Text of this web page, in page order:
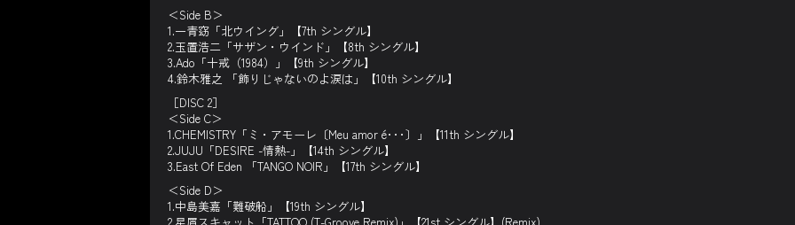
＜Side B＞
1.一青窈「北ウイング」【7th シングル】
2.玉置浩二「サザン・ウインド」【8th シングル】
3.Ado「十戒（1984）」【9th シングル】
4.鈴木雅之 「飾りじゃないのよ涙は」【10th シングル】
［DISC 2］
＜Side C＞
1.CHEMISTRY「ミ・アモーレ〔Meu amor é･･･〕」【11th シングル】
2.JUJU「DESIRE -情熱-」【14th シングル】
3.East Of Eden 「TANGO NOIR」【17th シングル】
＜Side D＞
1.中島美嘉「難破船」【19th シングル】